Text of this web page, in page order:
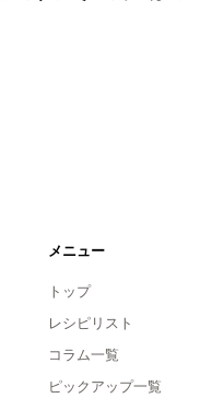
メニュー
トップ
レシピリスト
コラム一覧
ピックアップ一覧